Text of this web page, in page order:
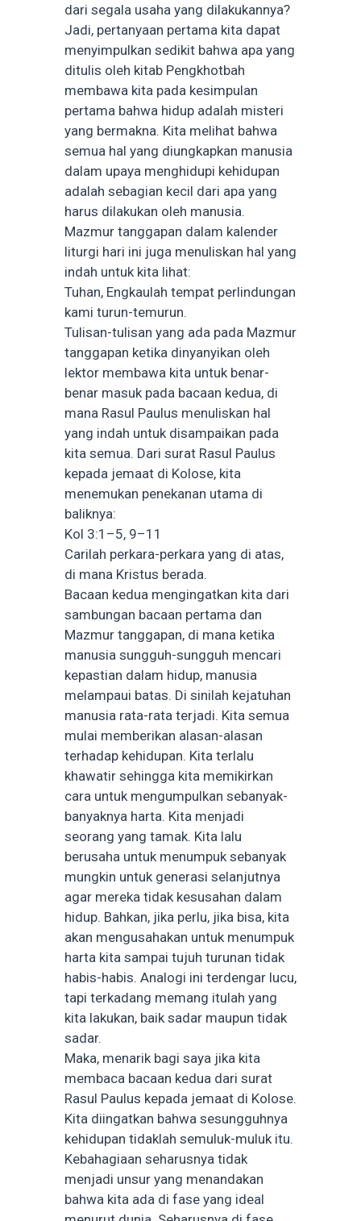
dari segala usaha yang dilakukannya?
Jadi, pertanyaan pertama kita dapat
menyimpulkan sedikit bahwa apa yang
ditulis oleh kitab Pengkhotbah
membawa kita pada kesimpulan
pertama bahwa hidup adalah misteri
yang bermakna. Kita melihat bahwa
semua hal yang diungkapkan manusia
dalam upaya menghidupi kehidupan
adalah sebagian kecil dari apa yang
harus dilakukan oleh manusia.
Mazmur tanggapan dalam kalender
liturgi hari ini juga menuliskan hal yang
indah untuk kita lihat:
Tuhan, Engkaulah tempat perlindungan
kami turun-temurun.
Tulisan-tulisan yang ada pada Mazmur
tanggapan ketika dinyanyikan oleh
lektor membawa kita untuk benar-
benar masuk pada bacaan kedua, di
mana Rasul Paulus menuliskan hal
yang indah untuk disampaikan pada
kita semua. Dari surat Rasul Paulus
kepada jemaat di Kolose, kita
menemukan penekanan utama di
baliknya:
Kol 3:1–5, 9–11
Carilah perkara-perkara yang di atas,
di mana Kristus berada.
Bacaan kedua mengingatkan kita dari
sambungan bacaan pertama dan
Mazmur tanggapan, di mana ketika
manusia sungguh-sungguh mencari
kepastian dalam hidup, manusia
melampaui batas. Di sinilah kejatuhan
manusia rata-rata terjadi. Kita semua
mulai memberikan alasan-alasan
terhadap kehidupan. Kita terlalu
khawatir sehingga kita memikirkan
cara untuk mengumpulkan sebanyak-
banyaknya harta. Kita menjadi
seorang yang tamak. Kita lalu
berusaha untuk menumpuk sebanyak
mungkin untuk generasi selanjutnya
agar mereka tidak kesusahan dalam
hidup. Bahkan, jika perlu, jika bisa, kita
akan mengusahakan untuk menumpuk
harta kita sampai tujuh turunan tidak
habis-habis. Analogi ini terdengar lucu,
tapi terkadang memang itulah yang
kita lakukan, baik sadar maupun tidak
sadar.
Maka, menarik bagi saya jika kita
membaca bacaan kedua dari surat
Rasul Paulus kepada jemaat di Kolose.
Kita diingatkan bahwa sesungguhnya
kehidupan tidaklah semuluk-muluk itu.
Kebahagiaan seharusnya tidak
menjadi unsur yang menandakan
bahwa kita ada di fase yang ideal